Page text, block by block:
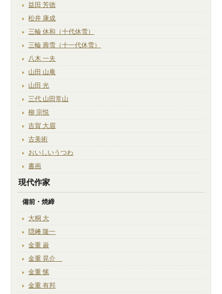
益田 芳徳
松井 康成
三輪 休和（十代休雪）
三輪 壽雪（十一代休雪）
八木 一夫
山田 山庵
山田 光
三代 山田常山
柳 宗悦
吉賀 大眉
古美術
おいしいうつわ
書画
現代作家
備前・焼締
大桐 大
隠﨑 隆一
金重 巌
金重 晃介
金重 愫
金重 有邦